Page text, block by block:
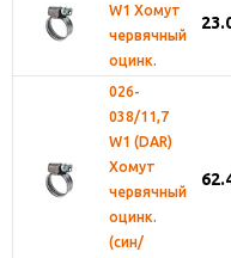
W1 Хомут
червячный
оцинк.
026-
038/11,7
W1 (DAR)
Хомут
червячный
оцинк.
(син/